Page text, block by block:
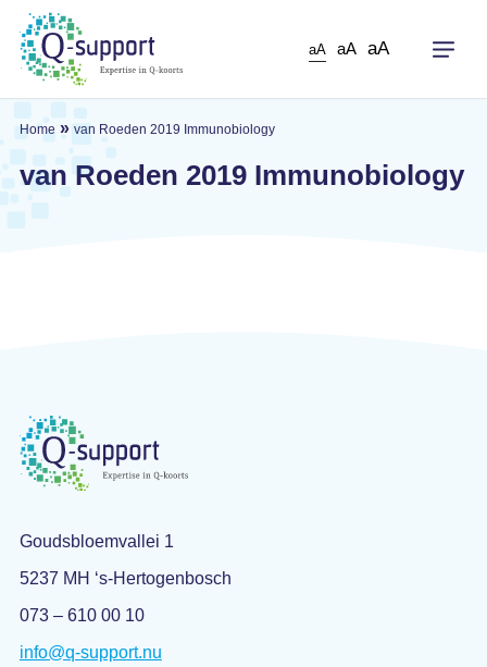
Skip
main
content
aA aA aA
Home » van Roeden 2019 Immunobiology
van Roeden 2019 Immunobiology
Goudsbloemvallei 1
5237 MH ‘s-Hertogenbosch
073 – 610 00 10
info@q-support.nu